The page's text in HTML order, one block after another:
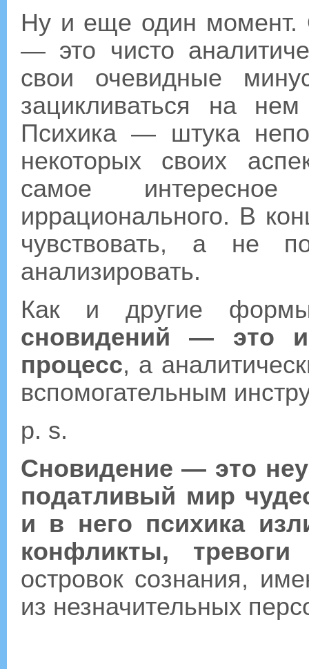
Ну и еще один момент.
— это чисто
свои очевидные
зацикливаться на
Психика — штука
некоторых своих
самое
иррационального. В
чувствовать, а не
анализировать.
Как и другие
сновидений — это
процесс, а
вспомогательным
p. s.
Сновидение — это
податливый мир
и в него психика
конфликты,
островок сознания,
из незначительных